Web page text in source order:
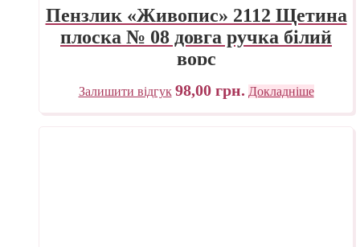
Пензлик «Живопис» 2112 Щетина
плоска № 08 довга ручка білий
ворс
Залишити відгук 98,00 грн. Докладніше